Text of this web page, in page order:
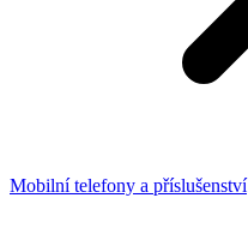
Mobilní telefony a příslušenství